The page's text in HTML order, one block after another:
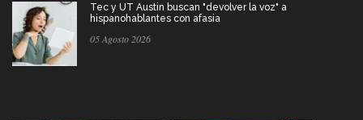
Tec y UT Austin buscan "devolver la voz" a
hispanohablantes con afasia
05 Agosto 2026